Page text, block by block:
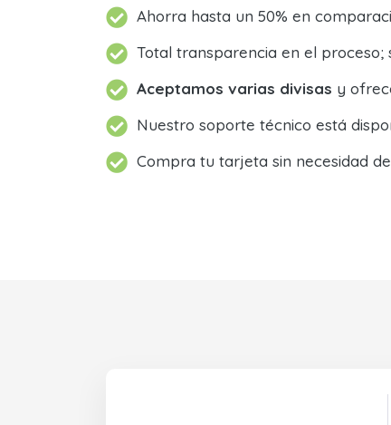
Ahorra hasta un 50% en
Total transparencia en el
Aceptamos varias divisas y
Nuestro soporte técnico está
Compra tu tarjeta sin necesidad